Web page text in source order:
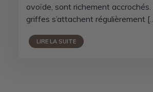
ovoïde, sont richement
griffes s’attachent régulièrement
LIRE LA SUITE